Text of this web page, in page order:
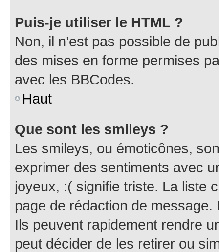
Puis-je utiliser le HTML ?
Non, il n’est pas possible de
des mises en forme permises
avec les BBCodes.
Haut
Que sont les smileys ?
Les smileys, ou émoticônes,
exprimer des sentiments avec
joyeux, :( signifie triste. La liste
page de rédaction de
Ils peuvent rapidement rendre
peut décider de les retirer ou